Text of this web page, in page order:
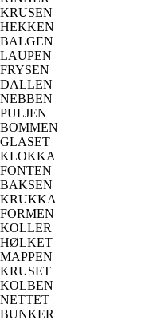
KRUSEN
HEKKEN
BALGEN
LAUPEN
FRYSEN
DALLEN
NEBBEN
PULJEN
BOMMEN
GLASET
KLOKKA
FONTEN
BAKSEN
KRUKKA
FORMEN
KOLLER
HØLKET
MAPPEN
KRUSET
KOLBEN
NETTET
BUNKER